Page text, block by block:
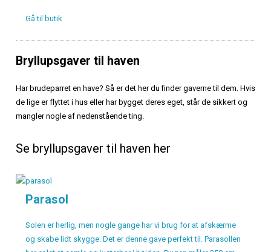
Gå til butik
Bryllupsgaver til haven
Har brudeparret en have? Så er det her du finder gaverne til dem. Hvis
de lige er flyttet i hus eller har bygget deres eget, står de sikkert og
mangler nogle af nedenstående ting.
Se bryllupsgaver til haven her
Parasol
Solen er herlig, men nogle gange har vi brug for at afskærme
og skabe lidt skygge. Det er denne gave perfekt til. Parasollen